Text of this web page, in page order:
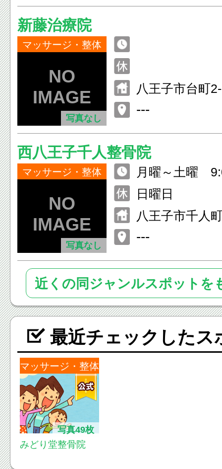
新藤治療院
マッサージ・整体
写真なし
八王子市台町
---
西八王子千人整骨院
マッサージ・整体
写真なし
月曜～土曜
5:00－20:00
日曜日
八王子市千人
---
近くの同ジャンルスポットを
最近チェックしたス
マッサージ・整体
写真49枚
みどり堂整骨院